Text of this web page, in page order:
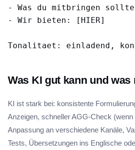
- Was du mitbringen
- Wir bieten: [HIER]
Was KI gut kann und was
KI ist stark bei: konsistente
Anzeigen, schneller AGG-Check
Anpassung an verschiedene Kanäle,
Tests, Übersetzungen ins Englische